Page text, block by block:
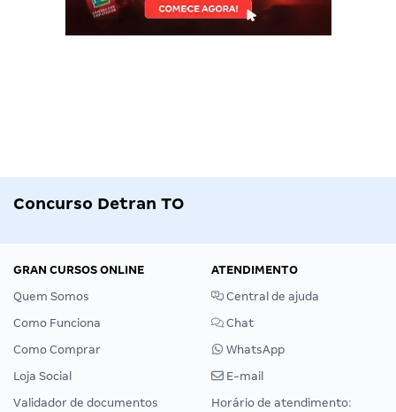
Concurso Detran TO
GRAN CURSOS ONLINE
Quem Somos
Como Funciona
Como Comprar
Loja Social
Validador de documentos
ATENDIMENTO
Central de ajuda
Chat
WhatsApp
E-mail
Horário de atendimento: